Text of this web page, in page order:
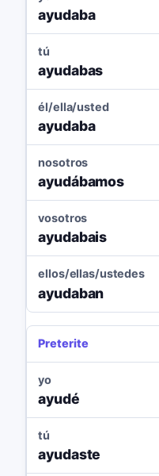
ayudaba
tú
ayudabas
él/ella/usted
ayudaba
nosotros
ayudábamos
vosotros
ayudabais
ellos/ellas/ustedes
ayudaban
Preterite
yo
ayudé
tú
ayudaste